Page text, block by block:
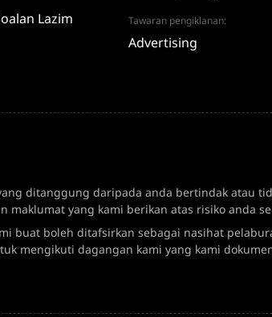
Lazim
Tawaran pengiklanan:
Advertising
ditanggung daripada anda bertindak atau
maklumat yang kami berikan atas risiko anda
buat boleh ditafsirkan sebagai nasihat
mengikuti dagangan kami yang kami